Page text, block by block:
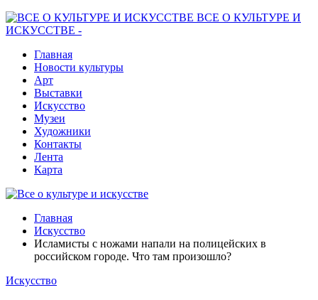
ВСЕ О КУЛЬТУРЕ И
ИСКУССТВЕ -
Главная
Новости культуры
Арт
Выставки
Искусство
Музеи
Художники
Контакты
Лента
Карта
Главная
Искусство
Исламисты с ножами напали на полицейских в
российском городе. Что там произошло?
Искусство